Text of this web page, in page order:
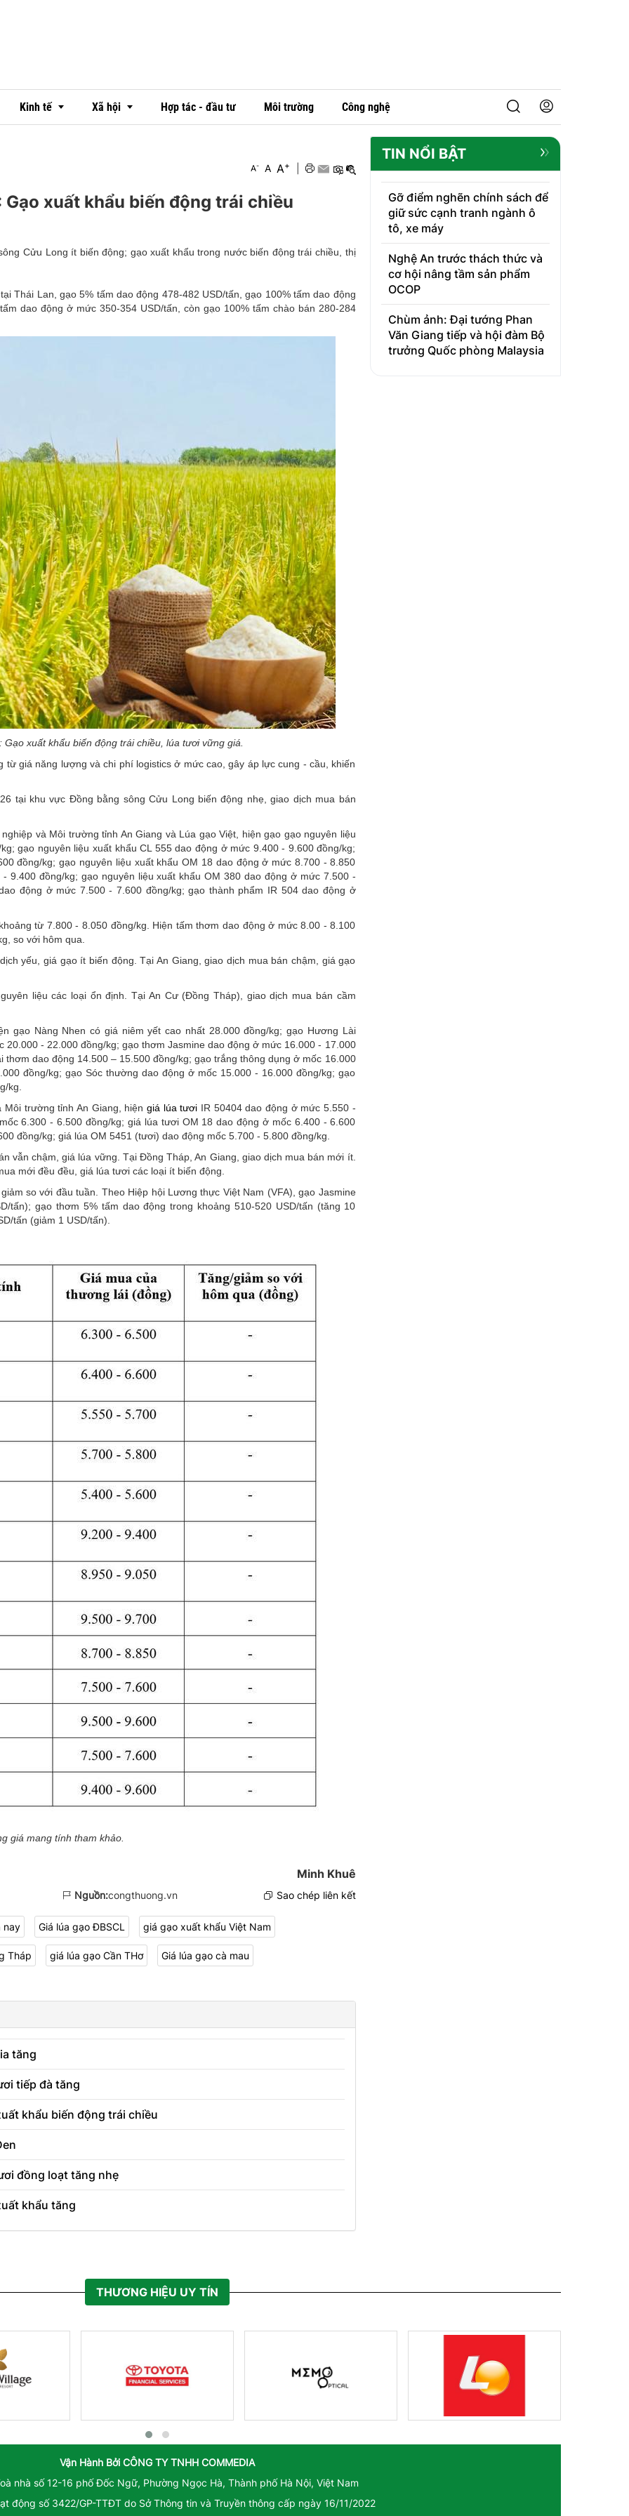
Kinh tế
Ngân hàng
OCOP
Xã hội
Đời sống
Hợp tác - đầu tư Môi trường Công nghệ
A- A A+
xuất khẩu biến động trái chiều
Cửu Long ít biến động; gạo xuất khẩu trong nước biến động trái chiều, thị
Thái Lan, gạo 5% tấm dao động 478-482 USD/tấn, gạo 100% tấm dao động
dao động ở mức 350-354 USD/tấn, còn gạo 100% tấm chào bán 280-284
xuất khẩu biến động trái chiều, lúa tươi vững giá.
giá năng lượng và chi phí logistics ở mức cao, gây áp lực cung - cầu, khiến
tại khu vực Đồng bằng sông Cửu Long biến động nhẹ, giao dịch mua bán
và Môi trường tỉnh An Giang và Lúa gạo Việt, hiện gạo gạo nguyên liệu
gạo nguyên liệu xuất khẩu CL 555 dao động ở mức 9.400 - 9.600 đồng/kg;
đồng/kg; gạo nguyên liệu xuất khẩu OM 18 dao động ở mức 8.700 - 8.850
9.400 đồng/kg; gạo nguyên liệu xuất khẩu OM 380 dao động ở mức 7.500 -
động ở mức 7.500 - 7.600 đồng/kg; gạo thành phẩm IR 504 dao động ở
từ 7.800 - 8.050 đồng/kg. Hiện tấm thơm dao động ở mức 8.00 - 8.100
so với hôm qua.
yếu, giá gạo ít biến động. Tại An Giang, giao dịch mua bán chậm, giá gạo
liệu các loại ổn định. Tại An Cư (Đồng Tháp), giao dịch mua bán cầm
gạo Nàng Nhen có giá niêm yết cao nhất 28.000 đồng/kg; gạo Hương Lài
- 22.000 đồng/kg; gạo thơm Jasmine dao động ở mức 16.000 - 17.000
dao động 14.500 – 15.500 đồng/kg; gạo trắng thông dụng ở mốc 16.000
đồng/kg; gạo Sóc thường dao động ở mốc 15.000 - 16.000 đồng/kg; gạo
kg.
trường tỉnh An Giang, hiện giá lúa tươi IR 50404 dao động ở mức 5.550 -
6.300 - 6.500 đồng/kg; giá lúa tươi OM 18 dao động ở mốc 6.400 - 6.600
đồng/kg; giá lúa OM 5451 (tươi) dao động mốc 5.700 - 5.800 đồng/kg.
vẫn chậm, giá lúa vững. Tại Đồng Tháp, An Giang, giao dịch mua bán mới ít.
mới đều đều, giá lúa tươi các loại ít biến động.
so với đầu tuần. Theo Hiệp hội Lương thực Việt Nam (VFA), gạo Jasmine
gạo thơm 5% tấm dao động trong khoảng 510-520 USD/tấn (tăng 10
tấn (giảm 1 USD/tấn).
giá mang tính tham khảo.
Minh Khuê
Nguồn:congthuong.vn Sao chép liên kết
nay Giá lúa gạo ĐBSCL giá gạo xuất khẩu Việt Nam
Tháp giá lúa gạo Cần THơ Giá lúa gạo cà mau
tăng
tiếp đà tăng
khẩu biến động trái chiều
đồng loạt tăng nhẹ
khẩu tăng
TIN NỔI BẬT
Gỡ điểm nghẽn chính sách để
giữ sức cạnh tranh ngành ô
tô, xe máy
Nghệ An trước thách thức và
cơ hội nâng tầm sản phẩm
OCOP
Chùm ảnh: Đại tướng Phan
Văn Giang tiếp và hội đàm Bộ
trưởng Quốc phòng Malaysia
THƯƠNG HIỆU UY TÍN
Vận Hành Bởi CÔNG TY TNHH COMMEDIA
nhà số 12-16 phố Đốc Ngữ, Phường Ngọc Hà, Thành phố Hà Nội, Việt Nam
động số 3422/GP-TTĐT do Sở Thông tin và Truyền thông cấp ngày 16/11/2022